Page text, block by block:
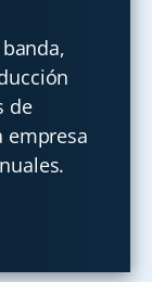
de
empresa